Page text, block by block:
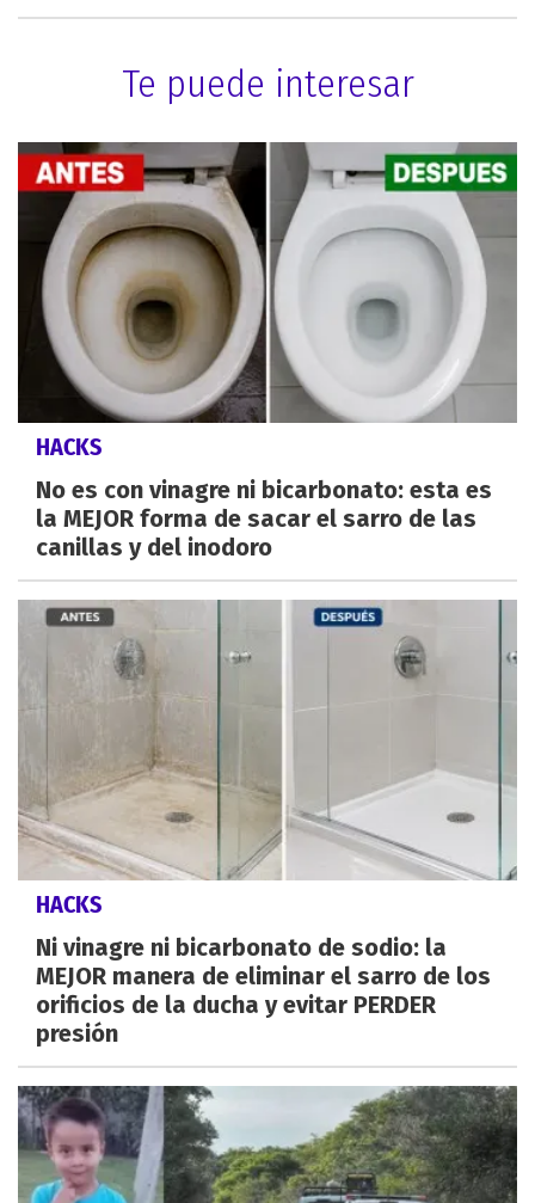
Te puede interesar
HACKS
No es con vinagre ni bicarbonato: esta es
la MEJOR forma de sacar el sarro de las
canillas y del inodoro
HACKS
Ni vinagre ni bicarbonato de sodio: la
MEJOR manera de eliminar el sarro de los
orificios de la ducha y evitar PERDER
presión